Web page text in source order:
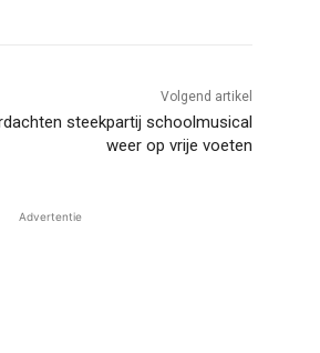
Volgend artikel
steekpartij schoolmusical
weer op vrije voeten
Advertentie